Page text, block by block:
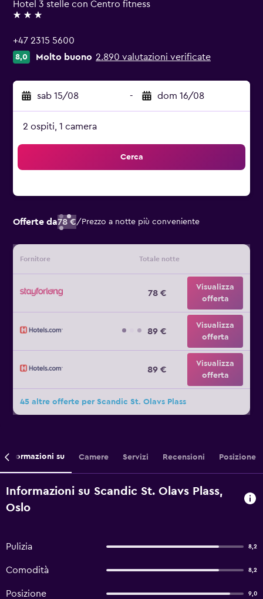
Hotel 3 stelle con Centro fitness
3 stelle
+47 2315 5600
8,0 Molto buono 2.890 valutazioni verificate
sab 15/08 - dom 16/08
2 ospiti, 1 camera
Cerca
Offerte da78 €/ Prezzo a notte più conveniente
Fornitore Totale notte
78 €
Visualizza
offerta
89 €
Visualizza
offerta
89 €
Visualizza
offerta
45 altre offerte per Scandic St. Olavs Plass
Informazioni su Camere Servizi Recensioni Posizione
Informazioni su Scandic St. Olavs Plass,
Oslo
Pulizia 8,2
Comodità 8,2
Posizione 9,0